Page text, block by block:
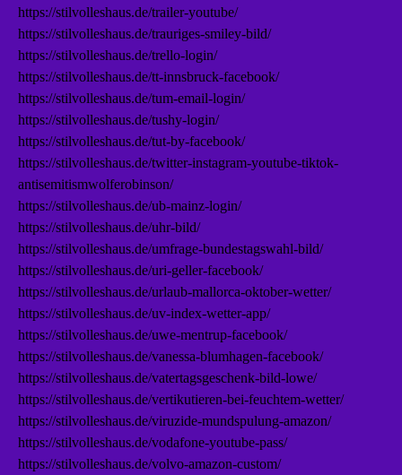
https://stilvolleshaus.de/trailer-youtube/
https://stilvolleshaus.de/trauriges-smiley-bild/
https://stilvolleshaus.de/trello-login/
https://stilvolleshaus.de/tt-innsbruck-facebook/
https://stilvolleshaus.de/tum-email-login/
https://stilvolleshaus.de/tushy-login/
https://stilvolleshaus.de/tut-by-facebook/
https://stilvolleshaus.de/twitter-instagram-youtube-tiktok-
antisemitismwolferobinson/
https://stilvolleshaus.de/ub-mainz-login/
https://stilvolleshaus.de/uhr-bild/
https://stilvolleshaus.de/umfrage-bundestagswahl-bild/
https://stilvolleshaus.de/uri-geller-facebook/
https://stilvolleshaus.de/urlaub-mallorca-oktober-wetter/
https://stilvolleshaus.de/uv-index-wetter-app/
https://stilvolleshaus.de/uwe-mentrup-facebook/
https://stilvolleshaus.de/vanessa-blumhagen-facebook/
https://stilvolleshaus.de/vatertagsgeschenk-bild-lowe/
https://stilvolleshaus.de/vertikutieren-bei-feuchtem-wetter/
https://stilvolleshaus.de/viruzide-mundspulung-amazon/
https://stilvolleshaus.de/vodafone-youtube-pass/
https://stilvolleshaus.de/volvo-amazon-custom/